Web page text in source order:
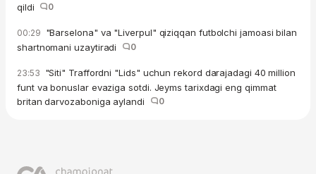
qildi
0
00:29 "Barselona" va "Liverpul" qiziqqan futbolchi jamoasi bilan
shartnomani uzaytiradi
0
23:53 "Siti" Traffordni "Lids" uchun rekord darajadagi 40 million
funt va bonuslar evaziga sotdi. Jeyms tarixdagi eng qimmat
britan darvozaboniga aylandi
0